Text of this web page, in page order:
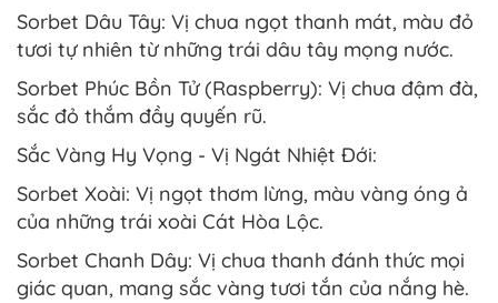
Sorbet Dâu Tây: Vị chua ngọt thanh mát, màu đỏ
tươi tự nhiên từ những trái dâu tây mọng nước.
Sorbet Phúc Bồn Tử (Raspberry): Vị chua đậm đà,
sắc đỏ thắm đầy quyến rũ.
Sắc Vàng Hy Vọng - Vị Ngát Nhiệt Đới:
Sorbet Xoài: Vị ngọt thơm lừng, màu vàng óng ả
của những trái xoài Cát Hòa Lộc.
Sorbet Chanh Dây: Vị chua thanh đánh thức mọi
giác quan, mang sắc vàng tươi tắn của nắng hè.